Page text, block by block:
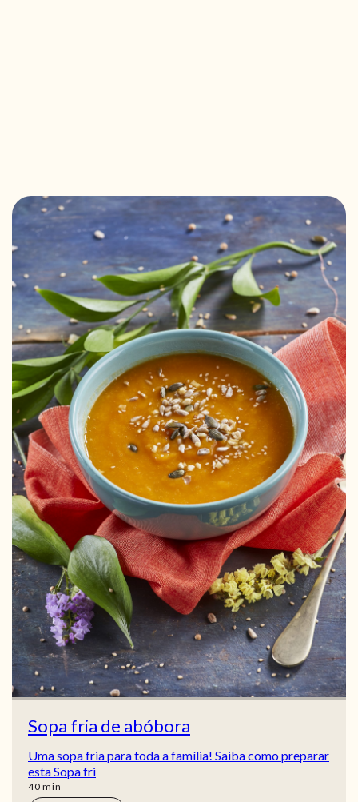
Sopa fria de abóbora
Uma sopa fria para toda a família! Saiba como preparar
esta Sopa fri
40min
min